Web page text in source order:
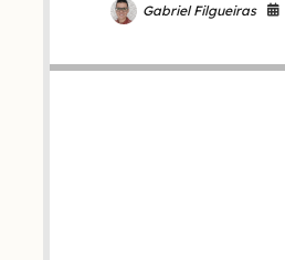
Gabriel Filgueiras